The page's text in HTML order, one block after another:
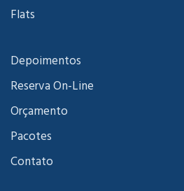
Flats
Depoimentos
Reserva On-Line
Orçamento
Pacotes
Contato